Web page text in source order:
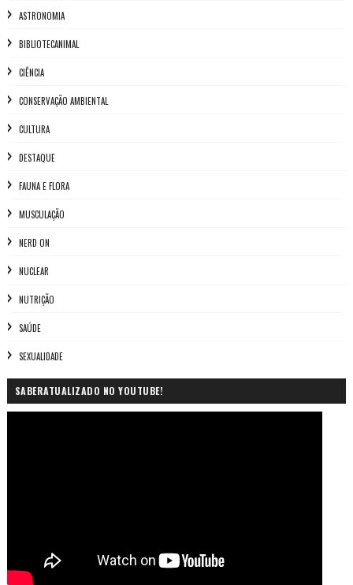
ASTRONOMIA
BIBLIOTECANIMAL
CIÊNCIA
CONSERVAÇÃO AMBIENTAL
CULTURA
DESTAQUE
FAUNA E FLORA
MUSCULAÇÃO
NERD ON
NUCLEAR
NUTRIÇÃO
SAÚDE
SEXUALIDADE
SABERATUALIZADO NO YOUTUBE!